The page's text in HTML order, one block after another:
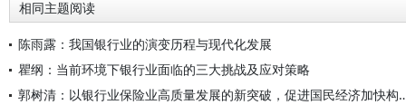
相同主题阅读
陈雨露：我国银行业的演变历程与现代化发展
瞿纲：当前环境下银行业面临的三大挑战及应对策略
郭树清：以银行业保险业高质量